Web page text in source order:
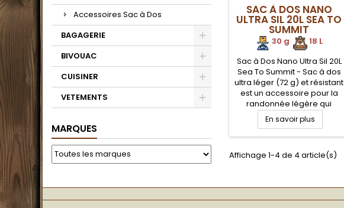
Accessoires Sac à Dos
BAGAGERIE
BIVOUAC
CUISINER
VETEMENTS
MARQUES
SAC À DOS NANO
ULTRA SIL 20L SEA TO
SUMMIT
30 g
18 L
Sac à Dos Nano Ultra Sil 20L
Sea To Summit - Sac à dos
ultra léger (72 g) et résistant
est un accessoire pour la
randonnée légère qui
séduira tous les
randonneurs à la journée
par son aspect pratique
taille d'un porte-clé une fois
En savoir plus
Affichage 1-4 de 4 article(s)